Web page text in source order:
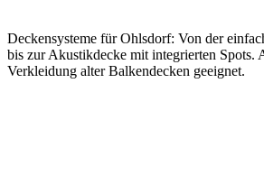
Deckensysteme für Ohlsdorf: Von der
bis zur Akustikdecke mit integrierten Spots.
Verkleidung alter Balkendecken geeignet.